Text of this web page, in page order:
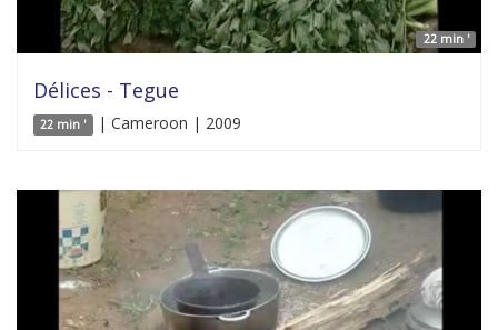
22 min '
Délices - Tegue
22 min ' | Cameroon | 2009